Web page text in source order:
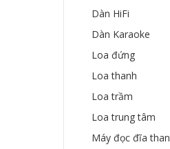
Dàn HiFi
Dàn Karaoke
Loa đứng
Loa thanh
Loa trầm
Loa trung tâm
Máy đọc đĩa than